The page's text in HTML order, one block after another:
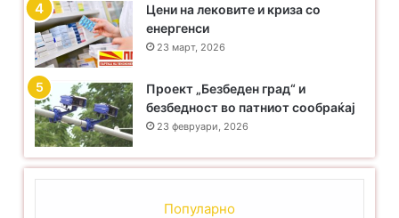
Цени на лековите и криза со
енергенси
23 март, 2026
Проект „Безбеден град“ и
безбедност во патниот сообраќај
23 февруари, 2026
Популарно